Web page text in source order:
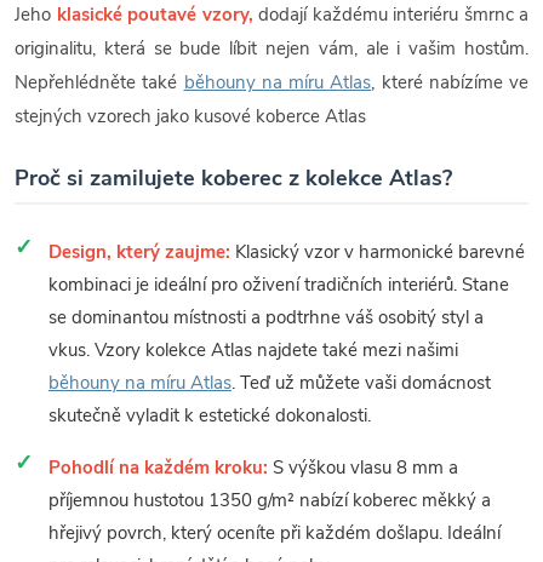
Jeho klasické poutavé vzory, dodají každému interiéru šmrnc a
originalitu, která se bude líbit nejen vám, ale i vašim hostům.
Nepřehlédněte také běhouny na míru Atlas, které nabízíme ve
stejných vzorech jako kusové koberce Atlas
Proč si zamilujete koberec z kolekce Atlas?
Design, který zaujme: Klasický vzor v harmonické barevné
kombinaci je ideální pro oživení tradičních interiérů. Stane
se dominantou místnosti a podtrhne váš osobitý styl a
vkus. Vzory kolekce Atlas najdete také mezi našimi
běhouny na míru Atlas. Teď už můžete vaši domácnost
skutečně vyladit k estetické dokonalosti.
Pohodlí na každém kroku: S výškou vlasu 8 mm a
příjemnou hustotou 1350 g/m² nabízí koberec měkký a
hřejivý povrch, který oceníte při každém došlapu. Ideální